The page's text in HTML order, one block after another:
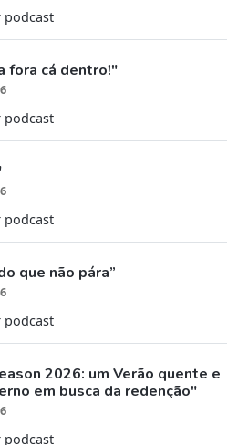
podcast
fora cá dentro!"
podcast
podcast
que não pára”
podcast
2026: um Verão quente e
em busca da redenção"
podcast